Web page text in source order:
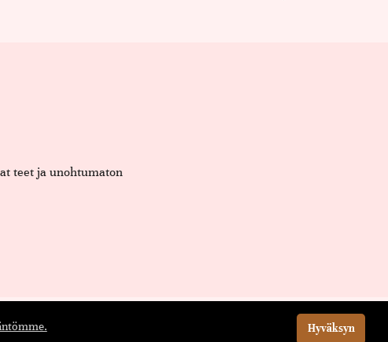
teet ja unohtumaton
Hyväksyn